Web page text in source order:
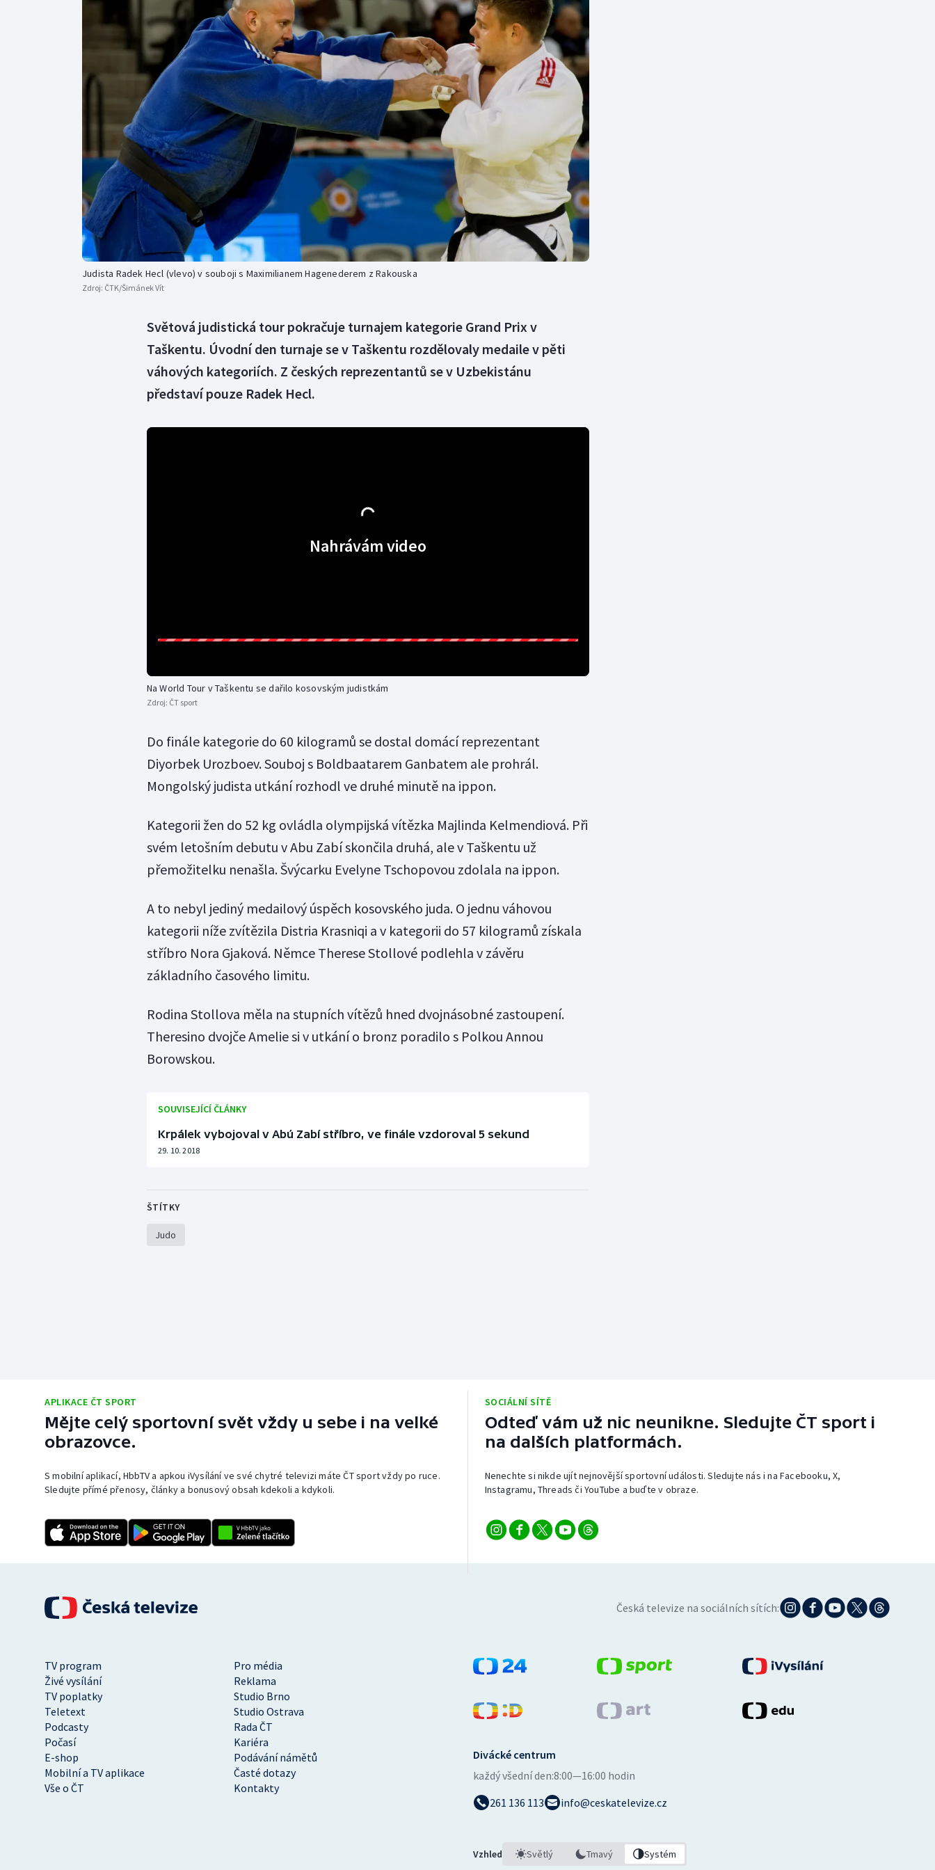
Curling
Dostihy
Florbal
Futsal
Golf
Gymnastika
Moderní pětiboj
Motorsport
Olympijské hry
Parasport
Plavání
Plážový volejbal
Triatlon
Veslování
Vodní slalom
Judista Radek Hecl (vlevo) v souboji s Maximilianem Hagenederem z Rakouska
Zdroj: ČTK/Šimánek Vít
Světová judistická tour pokračuje turnajem kategorie Grand Prix v
Taškentu. Úvodní den turnaje se v Taškentu rozdělovaly medaile v pěti
váhových kategoriích. Z českých reprezentantů se v Uzbekistánu
představí pouze Radek Hecl.
Nahrávám video
Na World Tour v Taškentu se dařilo kosovským judistkám
Zdroj: ČT sport
Do finále kategorie do 60 kilogramů se dostal domácí reprezentant
Diyorbek Urozboev. Souboj s Boldbaatarem Ganbatem ale prohrál.
Mongolský judista utkání rozhodl ve druhé minutě na ippon.
Kategorii žen do 52 kg ovládla olympijská vítězka Majlinda Kelmendiová. Při
svém letošním debutu v Abu Zabí skončila druhá, ale v Taškentu už
přemožitelku nenašla. Švýcarku Evelyne Tschopovou zdolala na ippon.
A to nebyl jediný medailový úspěch kosovského juda. O jednu váhovou
kategorii níže zvítězila Distria Krasniqi a v kategorii do 57 kilogramů získala
stříbro Nora Gjaková. Němce Therese Stollové podlehla v závěru
základního časového limitu.
Rodina Stollova měla na stupních vítězů hned dvojnásobné zastoupení.
Theresino dvojče Amelie si v utkání o bronz poradilo s Polkou Annou
Borowskou.
SOUVISEJÍCÍ ČLÁNKY
Krpálek vybojoval v Abú Zabí stříbro, ve finále vzdoroval 5 sekund
29. 10. 2018
ŠTÍTKY
Judo
APLIKACE ČT SPORT
Mějte celý sportovní svět vždy u sebe i na velké
obrazovce.
S mobilní aplikací, HbbTV a apkou iVysílání ve své chytré televizi máte ČT sport vždy po ruce.
Sledujte přímé přenosy, články a bonusový obsah kdekoli a kdykoli.
SOCIÁLNÍ SÍTĚ
Odteď vám už nic neunikne. Sledujte ČT sport i
na dalších platformách.
Nenechte si nikde ujít nejnovější sportovní události. Sledujte nás i na Facebooku, X,
Instagramu, Threads či YouTube a buďte v obraze.
Česká televize na sociálních sítích:
TV program
Pro média
Živé vysílání
Reklama
TV poplatky
Studio Brno
Teletext
Studio Ostrava
Podcasty
Rada ČT
Počasí
Kariéra
E-shop
Podávání námětů
Mobilní a TV aplikace
Časté dotazy
Vše o ČT
Kontakty
Divácké centrum
každý všední den:8:00—16:00 hodin
261 136 113
info@ceskatelevize.cz
Vzhled Světlý Tmavý Systém